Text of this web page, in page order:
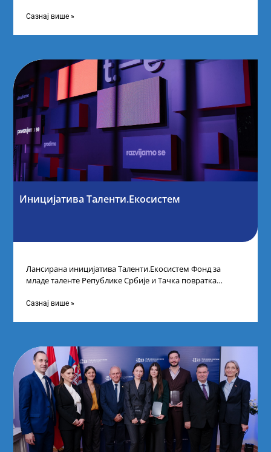
Сазнај више »
Иницијатива Таленти.Екосистем
Лансирана иницијатива Таленти.Екосистем Фонд за
младе таленте Републике Србије и Тачка повратка
догађају су се
Сазнај више »